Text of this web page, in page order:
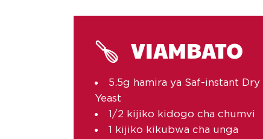
VIAMBATO
5.5g hamira ya Saf-instant Dry
Yeast
1/2 kijiko kidogo cha chumvi
1 kijiko kikubwa cha unga